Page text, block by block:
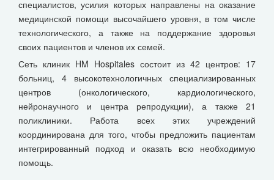
специалистов, усилия которых направлены на оказание
медицинской помощи высочайшего уровня, в том числе
технологического, а также на поддержание здоровья
своих пациентов и членов их семей.
Сеть клиник HM Hospitales состоит из 42 центров: 17
больниц, 4 высокотехнологичных специализированных
центров (онкологического, кардиологического,
нейронаучного и центра репродукции), а также 21
поликлиники. Работа всех этих учреждений
координирована для того, чтобы предложить пациентам
интегрированный подход и оказать всю необходимую
помощь.